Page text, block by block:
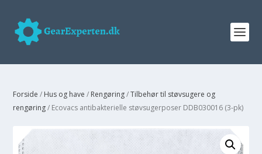
Forside / Hus og have / Rengøring/Tilbehør til støvsugere og
rengøring/ Ecovacs antibakterielle støvsugerposer DDB030016 (3-pk)